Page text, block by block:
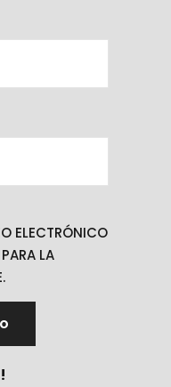
ELECTRÓNICO
LA